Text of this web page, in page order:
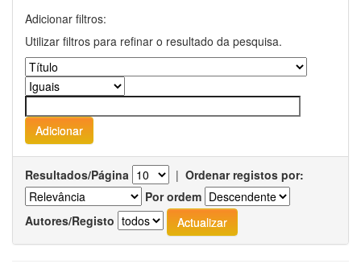
Adicionar filtros:
Utilizar filtros para refinar o resultado da pesquisa.
Resultados/Página | Ordenar registos por:
Por ordem
Autores/Registo